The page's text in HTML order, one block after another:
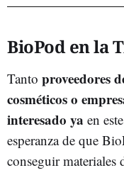
BioPod en la
Tanto proveedores
cosméticos o
interesado ya en
esperanza de que
conseguir materiales